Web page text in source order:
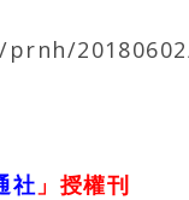
社 」授權刊